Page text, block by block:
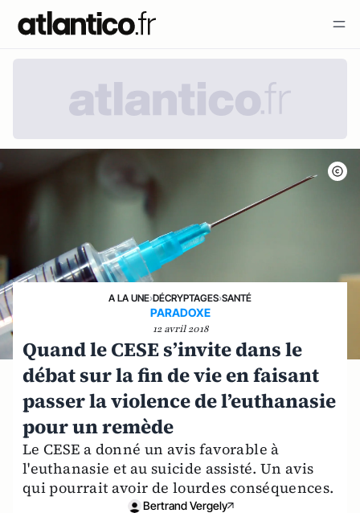
A LA UNE›DÉCRYPTAGES›SANTÉ
PARADOXE
12 avril 2018
Quand le CESE s’invite dans le
débat sur la fin de vie en faisant
passer la violence de l’euthanasie
pour un remède
Le CESE a donné un avis favorable à
l'euthanasie et au suicide assisté. Un avis
qui pourrait avoir de lourdes conséquences.
Bertrand Vergely